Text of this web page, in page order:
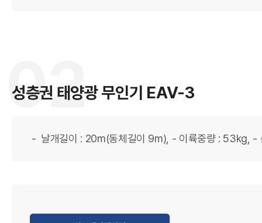
국
02
성층권 태양광 무인기 EAV-3
날개길이 : 20m(동체길이 9m), - 이륙중량 : 53kg,